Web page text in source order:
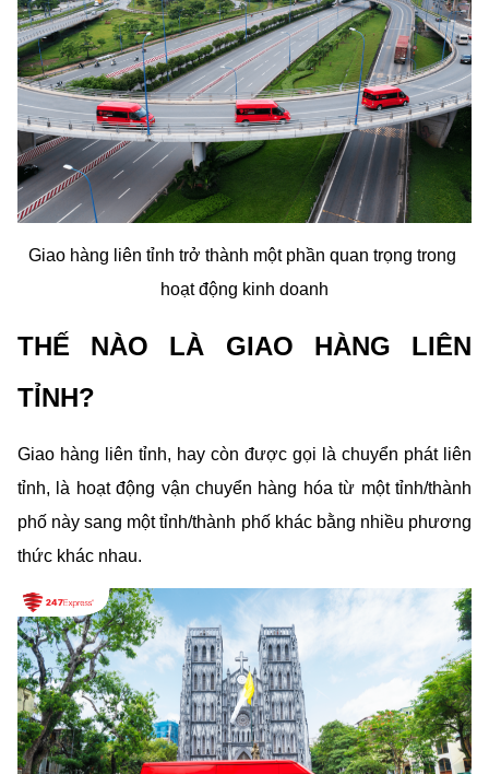
Giao hàng liên tỉnh trở thành một phần quan trọng trong
hoạt động kinh doanh
THẾ NÀO LÀ GIAO HÀNG LIÊN
TỈNH?
Giao hàng liên tỉnh, hay còn được gọi là chuyển phát liên
tỉnh, là hoạt động vận chuyển hàng hóa từ một tỉnh/thành
phố này sang một tỉnh/thành phố khác bằng nhiều phương
thức khác nhau.